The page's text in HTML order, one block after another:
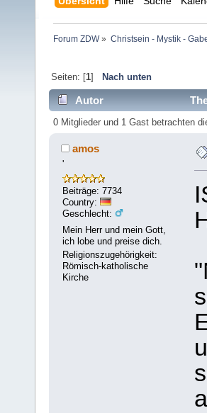
Forum ZDW» Christsein - Mystik -
Seiten: [1] Nach unten
Autor
0 Mitglieder und 1 Gast betrachten
amos
'
Beiträge: 7734
Country:
Geschlecht:
Mein Herr und mein Gott,
ich lobe und preise dich.
Religionszugehörigkeit:
Römisch-katholische
Kirche